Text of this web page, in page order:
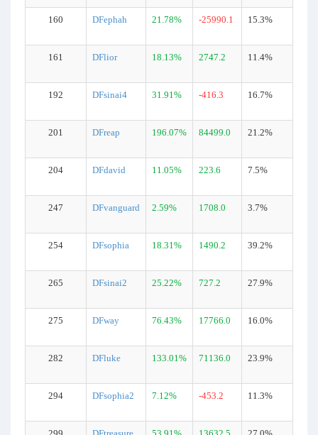
160 DFephah 21.78% -25990.1 15.3%
161 DFlior 18.13% 2747.2 11.4%
192 DFsinai4 31.91% -416.3 16.7%
201 DFreap 196.07% 84499.0 21.2%
204 DFdavid 11.05% 223.6 7.5%
247 DFvanguard 2.59% 1708.0 3.7%
254 DFsophia 18.31% 1490.2 39.2%
265 DFsinai2 25.22% 727.2 27.9%
275 DFway 76.43% 17766.0 16.0%
282 DFluke 133.01% 71136.0 23.9%
294 DFsophia2 7.12% -453.2 11.3%